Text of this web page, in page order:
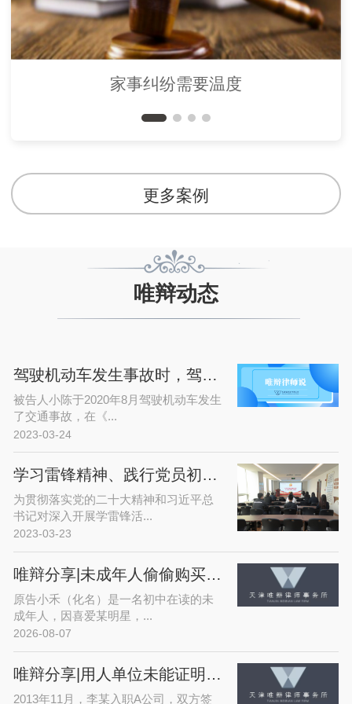
家事纠纷需要温度
更多案例
唯辩动态
驾驶机动车发生事故时，驾驶证逾期未换证，保险公司是否赔偿？
被告人小陈于2020年8月驾驶机动车发生
了交通事故，在《...
2023-03-24
学习雷锋精神、践行党员初心——唯辩律师事务所开展党日活动
为贯彻落实党的二十大精神和习近平总
书记对深入开展学雷锋活...
2023-03-23
唯辩分享|未成年人偷偷购买爱豆演唱会门票，平台拒退款？法院这样判！
原告小禾（化名）是一名初中在读的未
成年人，因喜爱某明星，...
2026-08-07
唯辩分享|用人单位未能证明解雇通知记载事实属于违法解约
2013年11月，李某入职A公司，双方签